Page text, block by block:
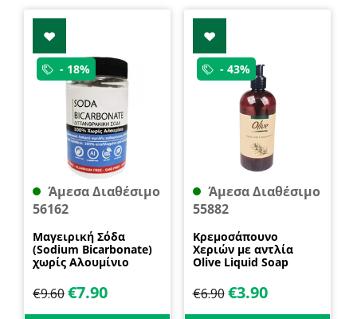
- 18%
Άμεσα Διαθέσιμο
56162
Μαγειρική Σόδα
(Sodium Bicarbonate)
χωρίς Αλουμίνιο
€9.60€7.90
- 43%
Άμεσα Διαθέσιμο
55882
Κρεμοσάπουνο
Χεριών με αντλία
Olive Liquid Soap
€6.90 €3.90